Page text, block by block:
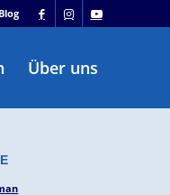
Blog
Über uns